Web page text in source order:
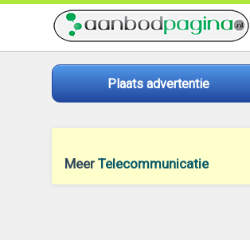
Plaats advertentie
Meer Telecommunicatie